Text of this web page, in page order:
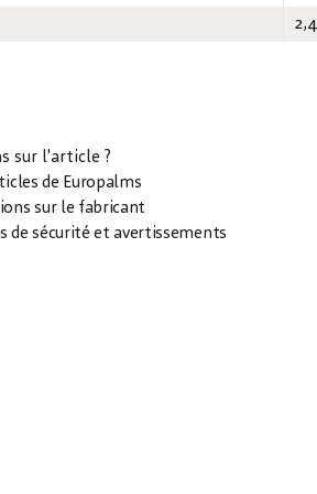
sur l'article ?
de Europalms
sur le fabricant
de sécurité et avertissements